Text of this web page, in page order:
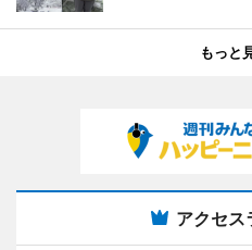
もっと
アクセス